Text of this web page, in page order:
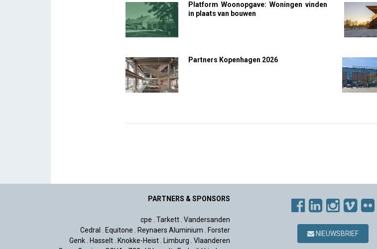
Platform Woonopgave: Woningen vinden
in plaats van bouwen
Partners Kopenhagen 2026
PARTNERS & SPONSORS
cpe Tarkett Vandersanden
Cedral
Equitone Reynaers Aluminium
Forster
Genk
Hasselt Knokke-Heist Limburg
Vlaanderen
NIEUWSBRIEF